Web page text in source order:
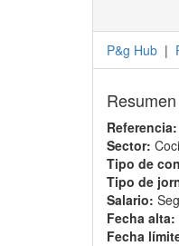
P&g Hub |
Resumen
Referencia:
Sector:
Tipo de
Tipo de
Salario:
Fecha alta:
Fecha